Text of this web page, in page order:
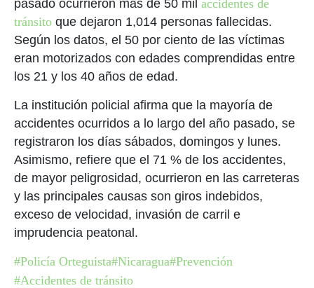
pasado ocurrieron más de 50 mil accidentes de
tránsito que dejaron 1,014 personas fallecidas.
Según los datos, el 50 por ciento de las víctimas
eran motorizados con edades comprendidas entre
los 21 y los 40 años de edad.
La institución policial afirma que la mayoría de
accidentes ocurridos a lo largo del año pasado, se
registraron los días sábados, domingos y lunes.
Asimismo, refiere que el 71 % de los accidentes,
de mayor peligrosidad, ocurrieron en las carreteras
y las principales causas son giros indebidos,
exceso de velocidad, invasión de carril e
imprudencia peatonal.
#Policía Orteguista#Nicaragua#Prevención
#Accidentes de tránsito